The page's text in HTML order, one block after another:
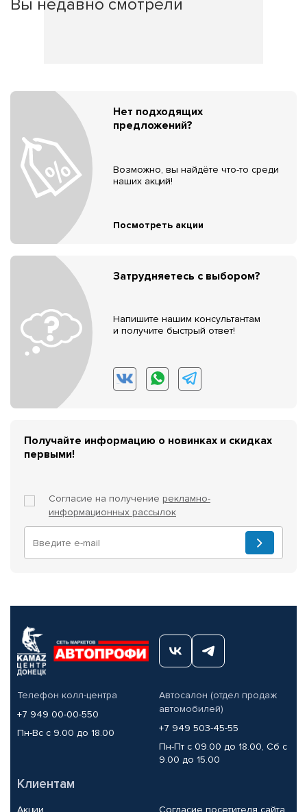
Вы недавно смотрели
Нет подходящих
предложений?
Возможно, вы найдёте что-то среди
наших акций!
Посмотреть акции
Затрудняетесь с выбором?
Напишите нашим консультантам
и получите быстрый ответ!
Получайте информацию о новинках и скидках
первыми!
Согласие на получение рекламно-
информационных рассылок
Телефон колл-центра
+7 949 00-00-550
Пн-Вс с 9.00 до 18.00
Автосалон (отдел продаж
автомобилей)
+7 949 503-45-55
Пн-Пт с 09.00 до 18.00, Сб с
9.00 до 15.00
Клиентам
Акции Согласие посетителя сайта